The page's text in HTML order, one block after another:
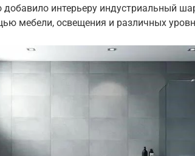
добавило интерьеру индустриальный
мебели, освещения и различных